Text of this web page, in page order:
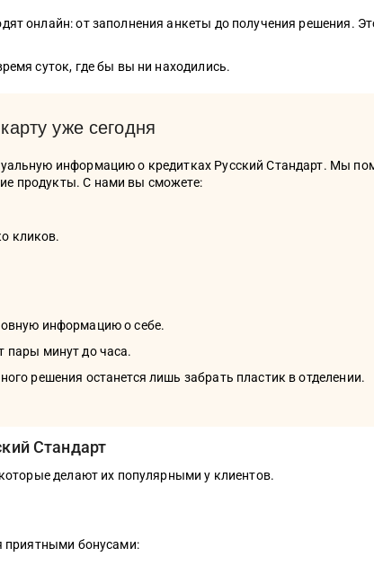
онлайн: от заполнения анкеты до получения решения.
суток, где бы вы ни находились.
уже сегодня
информацию о кредитках Русский Стандарт. Мы
продукты. С нами вы сможете:
кликов.
информацию о себе.
пары минут до часа.
решения останется лишь забрать пластик в отделении.
Стандарт
делают их популярными у клиентов.
приятными бонусами: